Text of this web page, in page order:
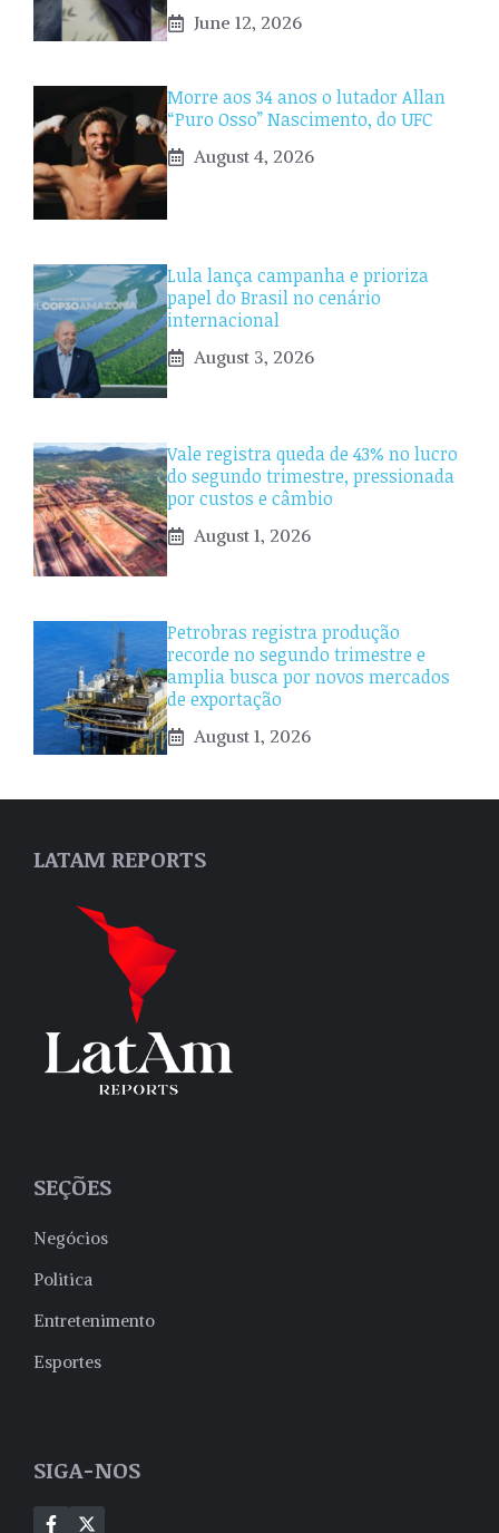
June 12, 2026
Morre aos 34 anos o lutador Allan
“Puro Osso” Nascimento, do UFC
August 4, 2026
Lula lança campanha e prioriza
papel do Brasil no cenário
internacional
August 3, 2026
Vale registra queda de 43% no lucro
do segundo trimestre, pressionada
por custos e câmbio
August 1, 2026
Petrobras registra produção
recorde no segundo trimestre e
amplia busca por novos mercados
de exportação
August 1, 2026
LATAM REPORTS
SEÇÕES
Negócios
Politica
Entretenimento
Esportes
SIGA-NOS